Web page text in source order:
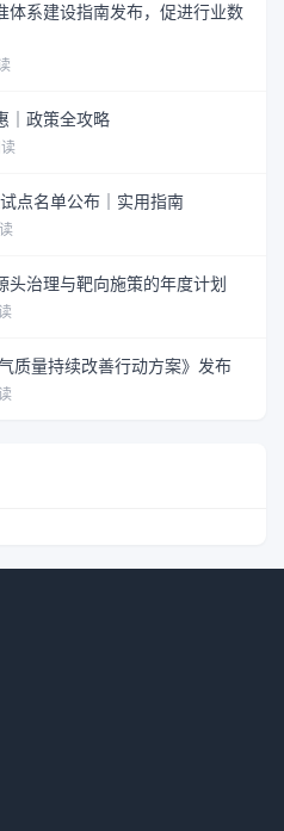
体系建设指南发布，促进行业数
｜政策全攻略
点名单公布｜实用指南
头治理与靶向施策的年度计划
质量持续改善行动方案》发布